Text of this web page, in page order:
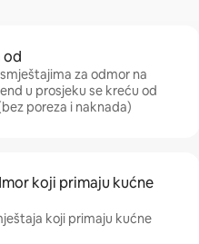
od
za odmor na
u prosjeku se kreću od
poreza i naknada)
koji primaju kućne
koji primaju kućne